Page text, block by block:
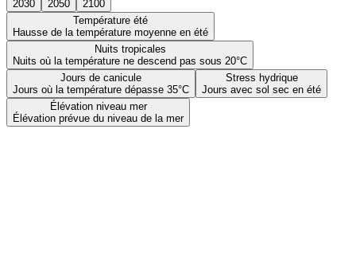
2030 2050
2100
Température été
Hausse de la température moyenne en été
Nuits tropicales
Nuits où la température ne descend pas sous 20°C
Jours de canicule
Jours où la température dépasse 35°C
Stress hydrique
Jours avec sol sec en été
Élévation niveau mer
Élévation prévue du niveau de la mer